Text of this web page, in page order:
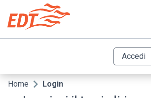
contenuto
principale
Accedi
Briciole
Home Login